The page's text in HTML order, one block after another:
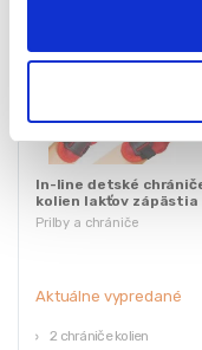
Prilby a chrániče
In-line detské
kolien lakťov zápästia |
červené
Aktuálne vypredané
2 chrániče kolien